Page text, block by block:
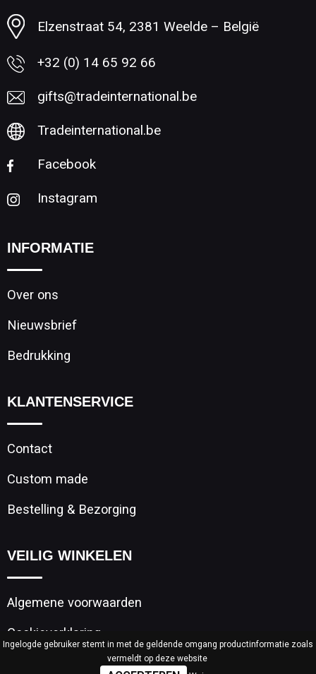
Elzenstraat 54, 2381 Weelde – België
+32 (0) 14 65 92 66
gifts@tradeinternational.be
Tradeinternational.be
Facebook
Instagram
INFORMATIE
Over ons
Nieuwsbrief
Bedrukking
KLANTENSERVICE
Contact
Custom made
Bestelling & Bezorging
VEILIG WINKELEN
Algemene voorwaarden
Cookieverklaring
Privacyverklaring
Ingelogde gebruiker stemt in met de geldende omgang productinformatie zoals
vermeldt op deze website